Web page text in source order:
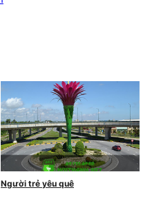
Người trẻ yêu quê